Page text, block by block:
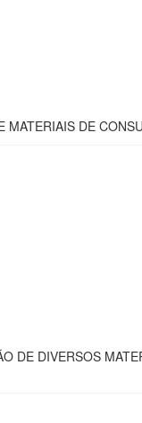
DE
DE DIVERSOS